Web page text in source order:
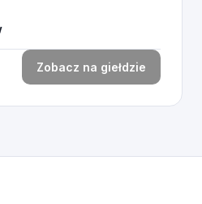
Zobacz na giełdzie